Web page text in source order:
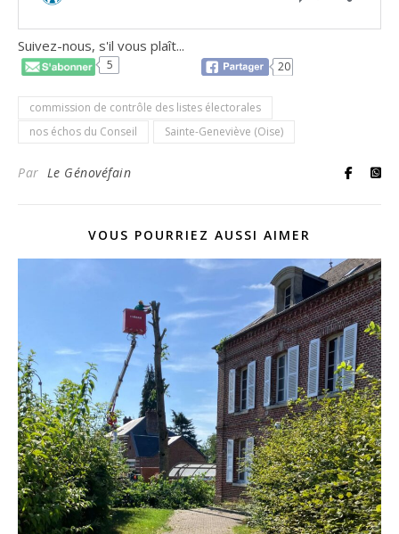
Suivez-nous, s'il vous plaît...
5 20
commission de contrôle des listes électorales
nos échos du Conseil
Sainte-Geneviève (Oise)
Par Le Génovéfain
VOUS POURRIEZ AUSSI AIMER